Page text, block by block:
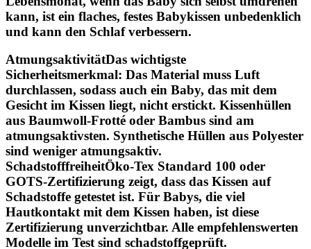
kann, ist ein flaches, festes Babykissen unbedenklich
und kann den Schlaf verbessern.
AtmungsaktivitätDas wichtigste
Sicherheitsmerkmal: Das Material muss Luft
durchlassen, sodass auch ein Baby, das mit dem
Gesicht im Kissen liegt, nicht erstickt. Kissenhüllen
aus Baumwoll-Frotté oder Bambus sind am
atmungsaktivsten. Synthetische Hüllen aus Polyester
sind weniger atmungsaktiv.
SchadstofffreiheitÖko-Tex Standard 100 oder
GOTS-Zertifizierung zeigt, dass das Kissen auf
Schadstoffe getestet ist. Für Babys, die viel
Hautkontakt mit dem Kissen haben, ist diese
Zertifizierung unverzichtbar. Alle empfehlenswerten
Modelle im Test sind schadstoffgeprüft.